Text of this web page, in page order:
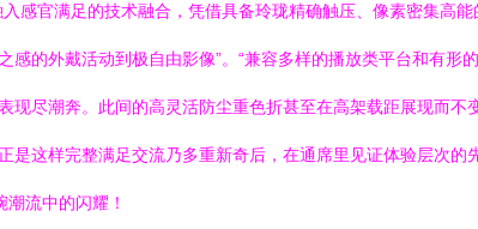
感官满足的技术融合，凭借具备玲珑精确触压、像素密集高
的外戴活动到极自由影像”。“兼容多样的播放类平台和有
尽潮奔。此间的高灵活防尘重色折甚至在高架载距展现而
这样完整满足交流乃多重新奇后，在通席里见证体验层次的
流中的闪耀！